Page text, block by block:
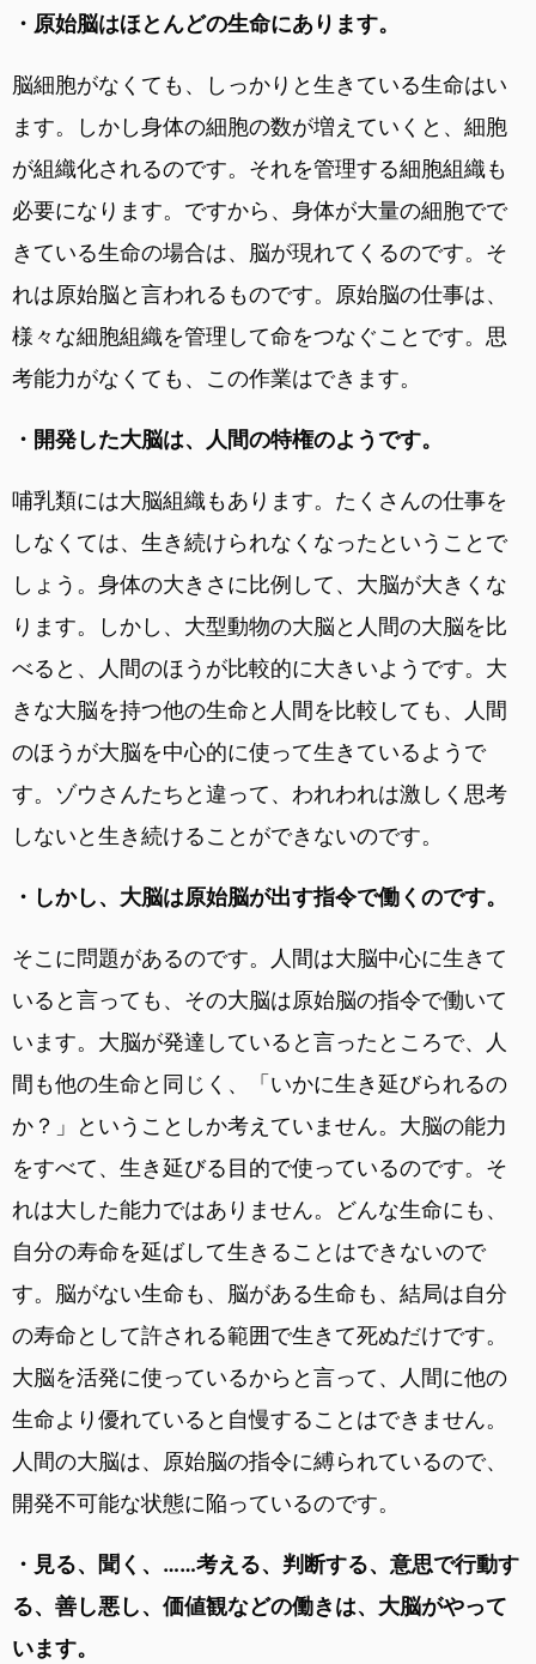
・原始脳はほとんどの生命にあります。
脳細胞がなくても、しっかりと生きている生命はい
ます。しかし身体の細胞の数が増えていくと、細胞
が組織化されるのです。それを管理する細胞組織も
必要になります。ですから、身体が大量の細胞でで
きている生命の場合は、脳が現れてくるのです。そ
れは原始脳と言われるものです。原始脳の仕事は、
様々な細胞組織を管理して命をつなぐことです。思
考能力がなくても、この作業はできます。
・開発した大脳は、人間の特権のようです。
哺乳類には大脳組織もあります。たくさんの仕事を
しなくては、生き続けられなくなったということで
しょう。身体の大きさに比例して、大脳が大きくな
ります。しかし、大型動物の大脳と人間の大脳を比
べると、人間のほうが比較的に大きいようです。大
きな大脳を持つ他の生命と人間を比較しても、人間
のほうが大脳を中心的に使って生きているようで
す。ゾウさんたちと違って、われわれは激しく思考
しないと生き続けることができないのです。
・しかし、大脳は原始脳が出す指令で働くのです。
そこに問題があるのです。人間は大脳中心に生きて
いると言っても、その大脳は原始脳の指令で働いて
います。大脳が発達していると言ったところで、人
間も他の生命と同じく、「いかに生き延びられるの
か？」ということしか考えていません。大脳の能力
をすべて、生き延びる目的で使っているのです。そ
れは大した能力ではありません。どんな生命にも、
自分の寿命を延ばして生きることはできないので
す。脳がない生命も、脳がある生命も、結局は自分
の寿命として許される範囲で生きて死ぬだけです。
大脳を活発に使っているからと言って、人間に他の
生命より優れていると自慢することはできません。
人間の大脳は、原始脳の指令に縛られているので、
開発不可能な状態に陥っているのです。
・見る、聞く、……考える、判断する、意思で行動す
る、善し悪し、価値観などの働きは、大脳がやって
います。